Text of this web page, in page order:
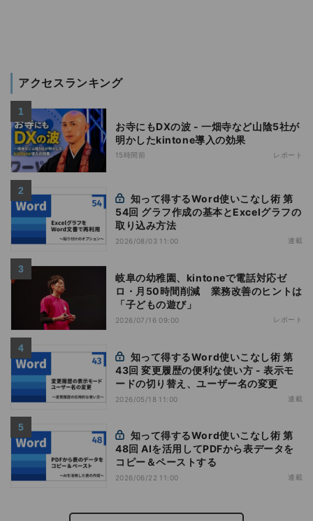
アクセスランキング
お寺にもDXの波 - 一畑寺など山陰5社が
明かしたkintone導入の効果
15時間前 レポート
54回 グラフ作成の基本とExcelグラフの
取り込み方法
2026/08/03 11:00 連載
岐阜の幼稚園、kintoneで電話対応ゼ
ロ・月50時間削減 業務改善のヒントは
「子どもの遊び」
2026/07/16 09:00 レポート
43回 変更履歴の便利な使い方 - 表示モ
ードの切り替え、ユーザー名の変更
2026/05/18 11:00 連載
48回 AIを活用してPDFから表データを
コピー＆ペーストする
2026/06/22 11:00 連載